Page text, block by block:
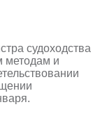
судоходства
методам и